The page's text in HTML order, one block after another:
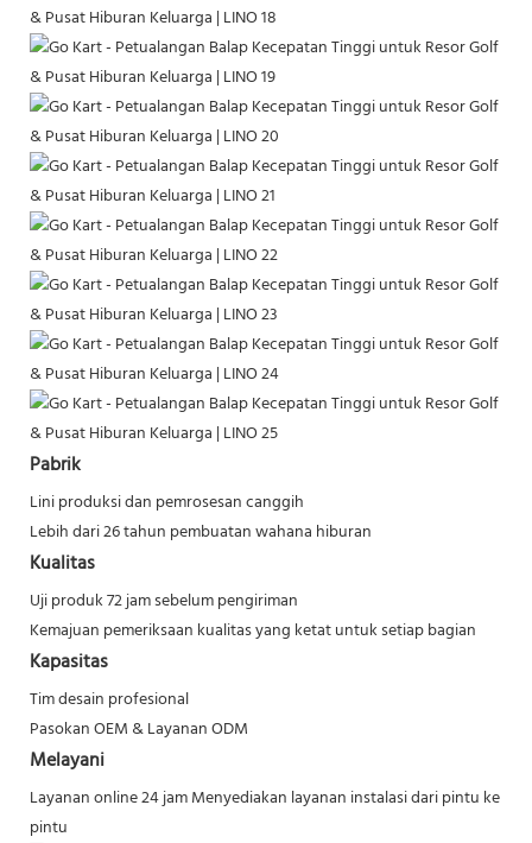
Pabrik
Lini produksi dan pemrosesan canggih
Lebih dari 26 tahun pembuatan wahana hiburan
Kualitas
Uji produk 72 jam sebelum pengiriman
Kemajuan pemeriksaan kualitas yang ketat untuk setiap bagian
Kapasitas
Tim desain profesional
Pasokan OEM & Layanan ODM
Melayani
Layanan online 24 jamMenyediakan layanan instalasi dari pintu ke
pintu